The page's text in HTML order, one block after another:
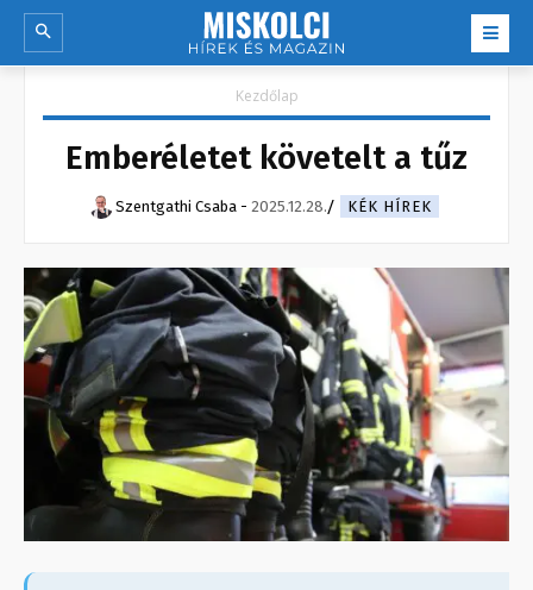
Kezdőlap
Emberéletet követelt a tűz
Szentgathi Csaba - 2025.12.28. KÉK HÍREK